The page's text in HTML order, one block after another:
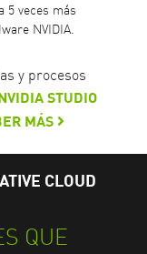
5 veces más
NVIDIA.
y procesos
STUDIO
MÁS
CLOUD
QUE